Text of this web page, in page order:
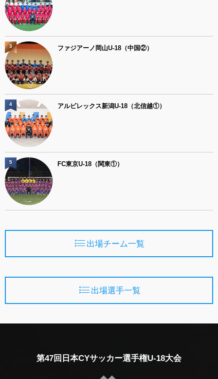
ファジアーノ岡山U-18（中国②）
3
アルビレックス新潟U-18（北信越①）
4
FC東京U-18（関東①）
5
出場チーム一覧
出場選手一覧
第47回日本CYサッカー選手権U-18大会